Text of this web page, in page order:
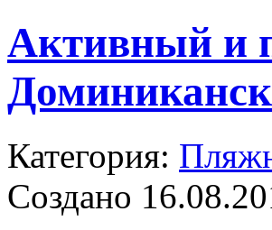
Активный и
Категория:
Создано